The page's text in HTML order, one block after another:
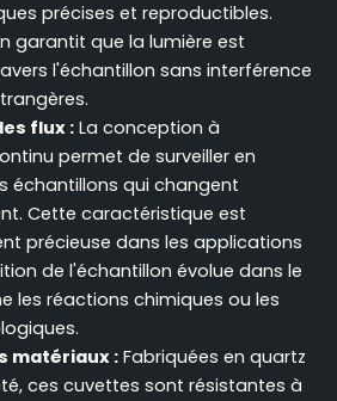
précises et reproductibles.
garantit que la lumière est
l'échantillon sans interférence
flux :La conception à
permet de surveiller en
échantillons qui changent
Cette caractéristique est
précieuse dans les applications
de l'échantillon évolue dans le
les réactions chimiques ou les
matériaux :Fabriquées en quartz
ces cuvettes sont résistantes à